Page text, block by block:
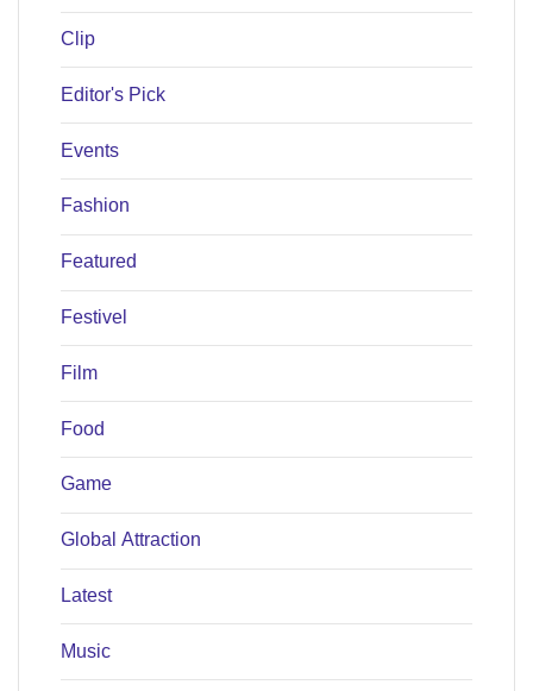
Clip
Editor's Pick
Events
Fashion
Featured
Festivel
Film
Food
Game
Global Attraction
Latest
Music